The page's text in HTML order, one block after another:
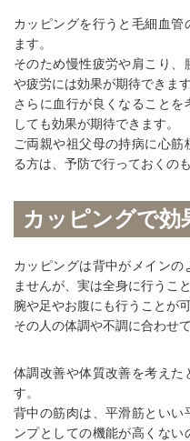
カッピングを行うと毛細血管
ます。
そのため慢性疲労や肩こり
や疲労には効果が期待できます
さらに血行が良くなることを
しても効果が期待できます。
ご両親や祖父母の持病に心
る方は、予防で行っておくの
カッピングで効
カッピングは背中がメイン
ませんが、実は全身に行うこ
腕や足やお腹にも行うことが可
その人の体調や不調に合わせ
体調改善や体質改善を考えた
す。
背中の筋肉は、平滑筋といい
ンプとしての機能が高くな